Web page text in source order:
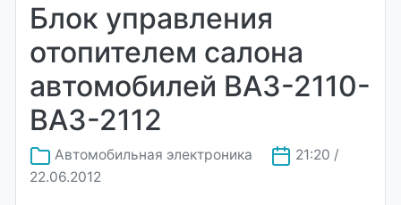
Блок управления
отопителем салона
автомобилей ВАЗ-2110-
ВАЗ-2112
Автомобильная электроника
21:20 /
22.06.2012